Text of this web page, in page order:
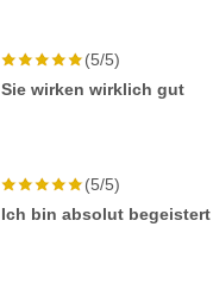
(5/5)
Sie wirken wirklich gut
(5/5)
Ich bin absolut begeistert